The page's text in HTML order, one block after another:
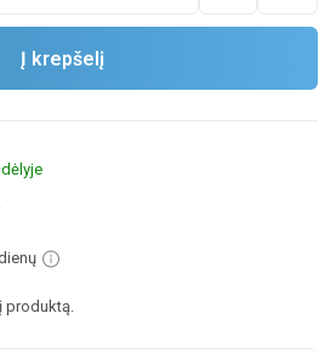
Į krepšelį
produktą.